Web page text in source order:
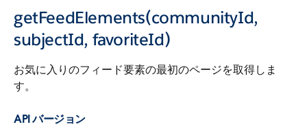
getFeedElements(communityId,
subjectId, favoriteId)
お気に入りのフィード要素の最初のページを取得しま
す。
API バージョン